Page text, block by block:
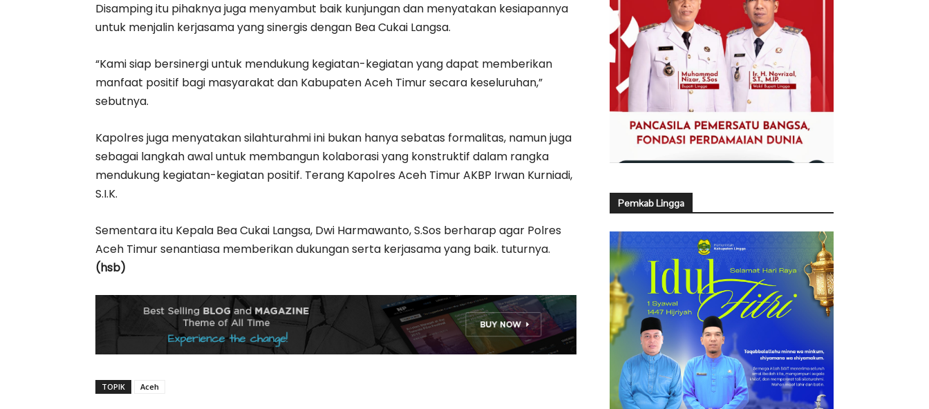
Disamping itu pihaknya juga menyambut baik kunjungan dan menyatakan kesiapannya
untuk menjalin kerjasama yang sinergis dengan Bea Cukai Langsa.
“Kami siap bersinergi untuk mendukung kegiatan-kegiatan yang dapat memberikan
manfaat positif bagi masyarakat dan Kabupaten Aceh Timur secara keseluruhan,”
sebutnya.
Kapolres juga menyatakan silahturahmi ini bukan hanya sebatas formalitas, namun juga
sebagai langkah awal untuk membangun kolaborasi yang konstruktif dalam rangka
mendukung kegiatan-kegiatan positif. Terang Kapolres Aceh Timur AKBP Irwan Kurniadi,
S.I.K.
Sementara itu Kepala Bea Cukai Langsa, Dwi Harmawanto, S.Sos berharap agar Polres
Aceh Timur senantiasa memberikan dukungan serta kerjasama yang baik. tuturnya.
(hsb)
TOPIK Aceh
Pemkab Lingga